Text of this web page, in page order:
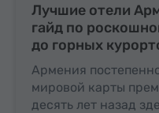
Лучшие отели
гайд по
до горных
Армения
мировой карты
десять лет назад